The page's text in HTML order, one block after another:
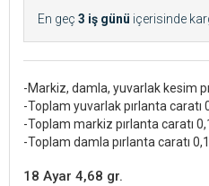
En geç 3 iş günü içerisinde
-Markiz, damla, yuvarlak kesim
-Toplam yuvarlak pırlanta caratı
-Toplam markiz pırlanta caratı
-Toplam damla pırlanta caratı
18 Ayar 4,68 gr.